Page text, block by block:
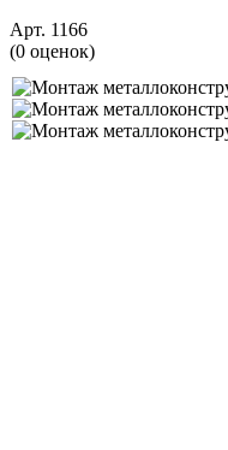
Арт. 1166
(0 оценок)